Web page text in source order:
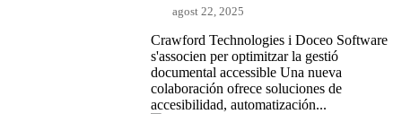
agost 22, 2025
Crawford Technologies i Doceo Software
s'associen per optimitzar la gestió
documental accessible Una nueva
colaboración ofrece soluciones de
accesibilidad, automatización...